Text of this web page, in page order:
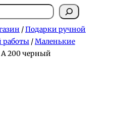
/Подарки ручной
работы /Маленькие
200 черный